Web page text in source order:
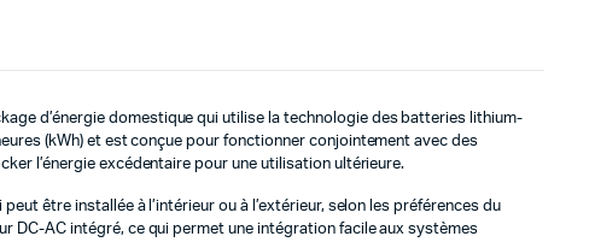
d’énergie domestique qui utilise la technologie des batteries lithium-
(kWh) et est conçue pour fonctionner conjointement avec des
l’énergie excédentaire pour une utilisation ultérieure.
peut être installée à l’intérieur ou à l’extérieur, selon les préférences du
DC-AC intégré, ce qui permet une intégration facile aux systèmes